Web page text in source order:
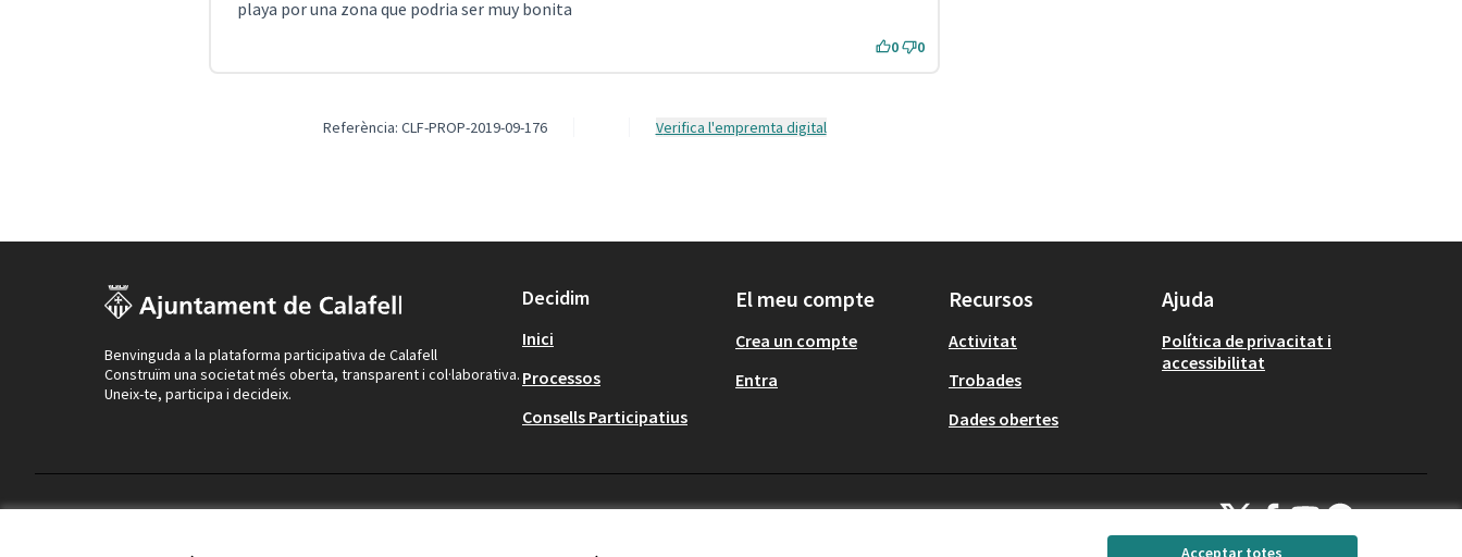
Acceptar totes
playa por una zona que podria ser muy bonita
0 0
Referència: CLF-PROP-2019-09-176 Verifica l'empremta digital
Benvinguda a la plataforma participativa de Calafell
Construïm una societat més oberta, transparent i col·laborativa.
Uneix-te, participa i decideix.
Decidim
Inici
Processos
Consells Participatius
El meu compte
Crea un compte
Entra
Recursos
Activitat
Trobades
Dades obertes
Ajuda
Política de privacitat i
accessibilitat
Decidim Calafell a X
(Enllaç extern)
Decidim Calafell a Facebook
(Enllaç extern)
Decidim Calafell a YouTube
(Enllaç extern)
Decidim Calafell a
(Enllaç extern)